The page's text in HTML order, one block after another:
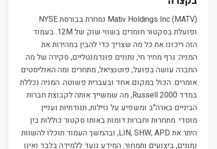
Mativ Holdings Inc (MATV) נסחרת בבורסת NYSE
ופועלת בסקטור חומרים בשווי שוק של 12M. בעמוד
הזה ריכזנו את כל מה שצריך כדי להבין במהירות את
המניה: גרף מחיר חי, נתונים פונדמנטליים, סקירה של מה
החברה עושה בפועל, פוטנציאל, מתחרים ומה האנליסטים
אומרים. הכול במקום אחד ובעברית פשוטה. המניה נכללת
במדד Russell 2000, מה שמשייך אותה לקבוצת חברות
הביניים בארה"ב ומשפיע על נזילות, תנודתיות ועניין
מוסדי. מתחרות וחברות דומות באותו סקטור כוללות בין
היתר את LIN, SHW, APD, ובהמשך העמוד תוכלו להשוות
נתונים, ביצועים ותמחור. המידע נועד ללמידה בלבד ואינו